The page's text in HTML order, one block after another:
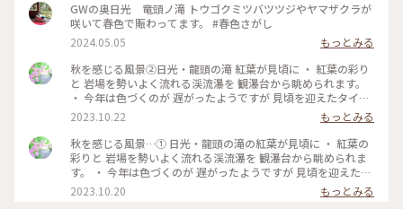
GWの奥日光 竜頭ノ滝 トウゴクミツバツツジやヤマザクラが
咲いて春色で賑わってます。 #春色さがし
2024.05.05
もっとみる
秋を感じる風景②日光・龍頭の滝 紅葉が見頃に ・ 紅葉の彩り
と 岩場を勢いよく流れる渓流瀑を 観瀑台から眺められます。
・ 今年は色づくのが 遅がったようですが 見頃を迎えたタイミ
ングで 訪れることが出来て 良かったです。 #私のことりっぷ
旅 #秋さんぽ #日光 #紅葉 #日光旅 #龍頭の滝#奥日光#日光紅
葉#奥日光紅葉
2023.10.22
もっとみる
秋を感じる風景…① 日光・龍頭の滝の紅葉が見頃に ・ 紅葉の
彩りと 岩場を勢いよく流れる渓流瀑を 観瀑台から眺められま
す。 ・ 今年は色づくのが 遅がったようですが 見頃を迎えたタ
イミングで 訪れることが出来て 良かったです。 2023.10.19 #
私のことりっぷ旅 #秋さんぽ #日光#日光旅 #龍頭の滝#紅葉#
2023.10.20 もっとみる